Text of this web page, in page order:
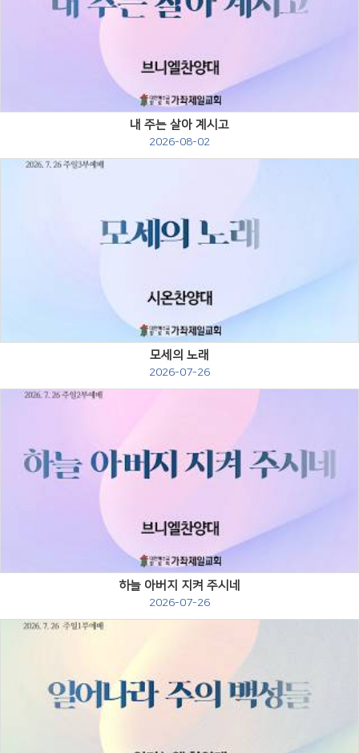
내 주는 살아 계시고
2026-08-02
모세의 노래
2026-07-26
하늘 아버지 지켜 주시네
2026-07-26